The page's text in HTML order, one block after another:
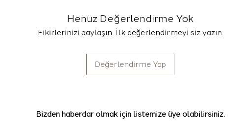
-Espresso
(24-30 saat oda
Henüz Değerlendirme Yok
Fikirlerinizi paylaşın. İlk değerlendirmeyi siz yazın.
Değerlendirme Yap
Bizden haberdar olmak için listemize üye olabilirsiniz.